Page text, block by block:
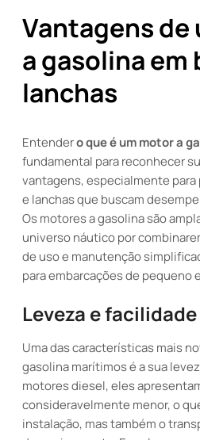
Vantagens de
a gasolina em
lanchas
Entendero que é um motor a
fundamental para reconhecer
vantagens, especialmente
e lanchas que buscam
Os motores a gasolina são
universo náutico por
de uso e manutenção
para embarcações de pequeno
Leveza e
Uma das características mais
gasolina marítimos é a sua
motores diesel, eles
consideravelmente menor, o
instalação, mas também o